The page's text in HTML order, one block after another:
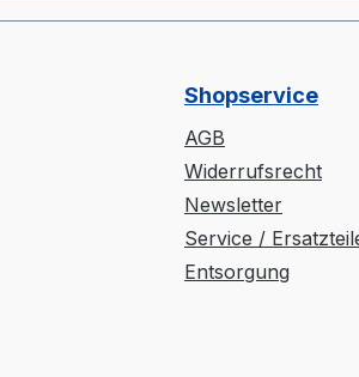
Shopservice
AGB
Widerrufsrecht
Newsletter
Service /
Entsorgung